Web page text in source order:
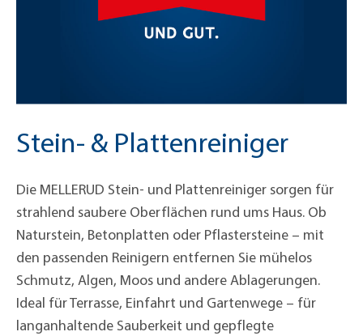
Stein- & Plattenreiniger
Die MELLERUD Stein- und Plattenreiniger sorgen für
strahlend saubere Oberflächen rund ums Haus. Ob
Naturstein, Betonplatten oder Pflastersteine – mit
den passenden Reinigern entfernen Sie mühelos
Schmutz, Algen, Moos und andere Ablagerungen.
Ideal für Terrasse, Einfahrt und Gartenwege – für
langanhaltende Sauberkeit und gepflegte